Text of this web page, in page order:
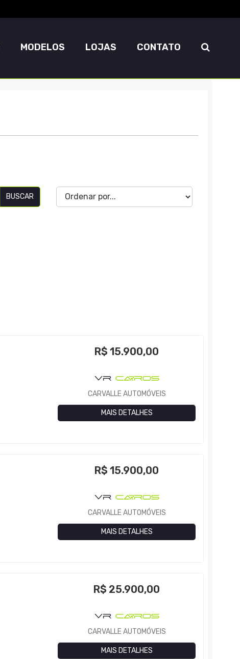
MODELOS LOJAS CONTATO
BUSCAR
R$15.900,00
CARVALLE AUTOMÓVEIS
MAIS DETALHES
R$15.900,00
CARVALLE AUTOMÓVEIS
MAIS DETALHES
R$ 25.900,00
CARVALLE AUTOMÓVEIS
MAIS DETALHES